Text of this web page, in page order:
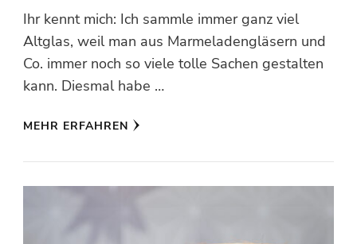
Ihr kennt mich: Ich sammle immer ganz viel
Altglas, weil man aus Marmeladengläsern und
Co. immer noch so viele tolle Sachen gestalten
kann. Diesmal habe …
MEHR ERFAHREN